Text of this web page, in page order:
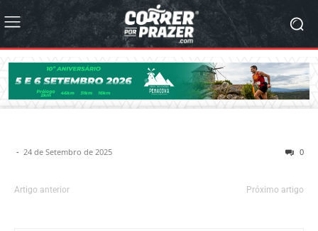
- 24 de Setembro de 2025 0
Artigo anterior Próximo artigo